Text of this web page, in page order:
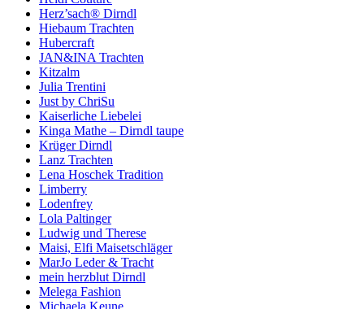
Herz’sach® Dirndl
Hiebaum Trachten
Hubercraft
JAN&INA Trachten
Kitzalm
Julia Trentini
Just by ChriSu
Kaiserliche Liebelei
Kinga Mathe – Dirndl taupe
Krüger Dirndl
Lanz Trachten
Lena Hoschek Tradition
Limberry
Lodenfrey
Lola Paltinger
Ludwig und Therese
Maisi, Elfi Maisetschläger
MarJo Leder & Tracht
mein herzblut Dirndl
Melega Fashion